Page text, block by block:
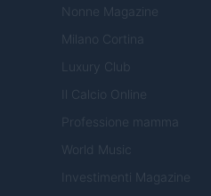
Nonne Magazine
Milano Cortina
Luxury Club
Il Calcio Online
Professione mamma
World Music
Investimenti Magazine